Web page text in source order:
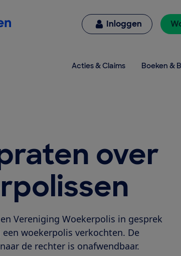
Inloggen
Acties & Claims Boeken &
over
Vereniging Woekerpolis in gesprek
woekerpolis verkochten. De
de rechter is onafwendbaar.